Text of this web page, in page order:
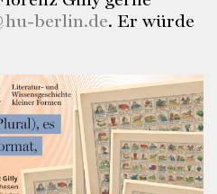
berlin.de. Er würde